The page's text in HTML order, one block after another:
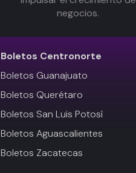
negocios.
Boletos Centronorte
Boletos Guanajuato
Boletos Querétaro
Boletos San Luis Potosí
Boletos Aguascalientes
Boletos Zacatecas